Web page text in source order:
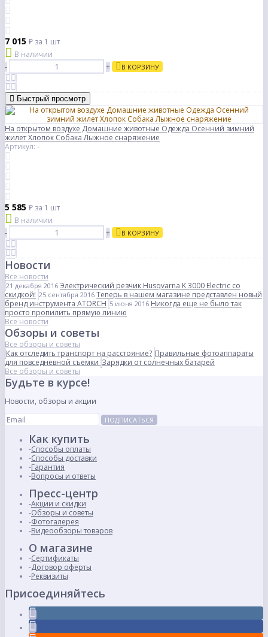
7 015 ₽ за 1 шт
В наличии
-
+ В КОРЗИНУ
Быстрый просмотр
На открытом воздухе Домашние животные Одежда Осенний зимний
жилет Хлопок Собака Лыжное снаряжение
Артикул: -
5 585 ₽ за 1 шт
В наличии
-
+ В КОРЗИНУ
Новости
Все новости
21 декабря 2016 Электрический резчик Husqvarna K 3000 Electric со
скидкой! 25 сентября 2016 Теперь в нашем магазине представлен новый
бренд инструмента ATORCH 5 июня 2016 Никогда еще не было так
просто пропилить прямую линию
Все новости
Обзоры и советы
Все обзоры и советы
Как отследить транспорт на расстояние? Правильные фотоаппараты
для повседневной съемки Зарядки от солнечных батарей
Все обзоры и советы
Будьте в курсе!
Новости, обзоры и акции
ПОДПИСАТЬСЯ
Как купить
Способы оплаты
Способы доставки
Гарантия
Вопросы и ответы
Пресс-центр
Акции и скидки
Обзоры и советы
Фотогалерея
Видеообзоры товаров
О магазине
Сертификаты
Договор оферты
Реквизиты
Присоединяйтесь